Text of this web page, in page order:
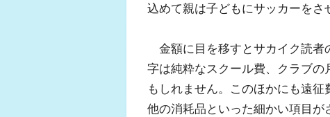
込めて親は子どもにサッカーをさ
金額に目を移すとサカイク読者
字は純粋なスクール費、クラブ
もしれません。このほかにも遠
他の消耗品といった細かい項目